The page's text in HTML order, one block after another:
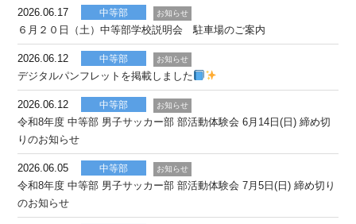
2026.06.17 中等部 お知らせ
６月２０日（土）中等部学校説明会 駐車場のご案内
2026.06.12 中等部 お知らせ
デジタルパンフレットを掲載しました
2026.06.12 中等部 お知らせ
令和8年度 中等部 男子サッカー部 部活動体験会 6月14日(日) 締め切
りのお知らせ
2026.06.05 中等部 お知らせ
令和8年度 中等部 男子サッカー部 部活動体験会 7月5日(日) 締め切り
のお知らせ